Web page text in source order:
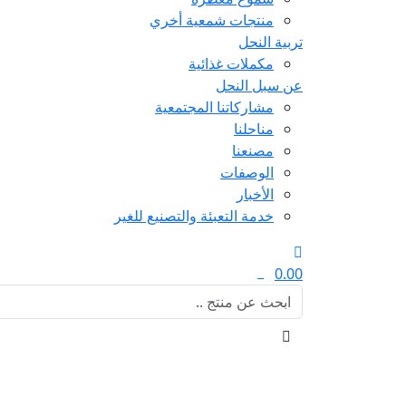
منتجات شمعية أخري
تربية النحل
مكملات غذائية
عن سبل النحل
مشاركاتنا المجتمعية
مناحلنا
مصنعنا
الوصفات
الأخبار
خدمة التعبئة والتصنيع للغير
0.00